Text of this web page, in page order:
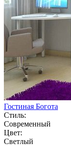
Гостиная Богота
Стиль:
Современный
Цвет:
Светлый